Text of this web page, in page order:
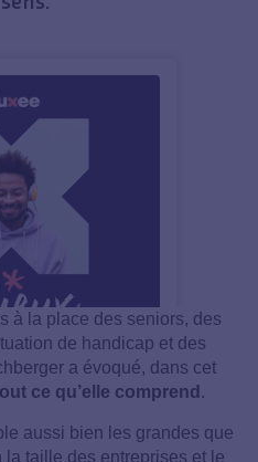
à la place des seniors, des
de handicap et des
a évoqué, dans cet
ce qu’elle comprend .
aussi bien les grandes que
la taille des entreprises et le